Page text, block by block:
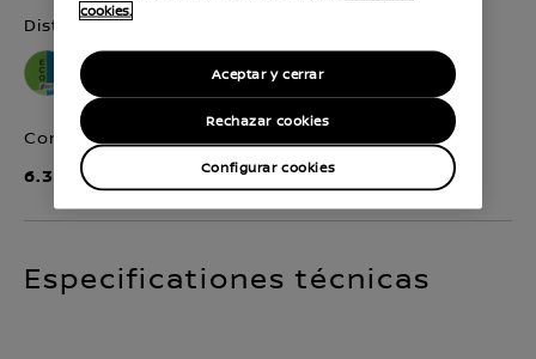
Distintivo Ambiental
Consumo
6.3 l/100km
Especificationes técnicas
cookies.
Rechazar cookies
Aceptar y cerrar
Configurar cookies